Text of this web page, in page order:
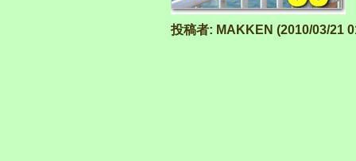
投稿者: MAKKEN (2010/03/21